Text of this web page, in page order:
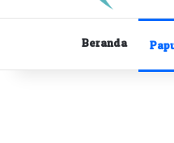
Beranda